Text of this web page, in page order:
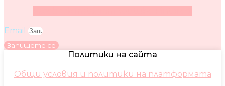
Email
Запишете се
Политики на сайта
Общи условия и политики на платформата